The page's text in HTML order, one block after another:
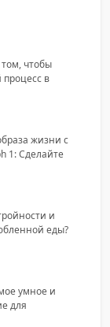
чтобы
процесс в
жизни с
1: Сделайте
и
еды?
умное и
для